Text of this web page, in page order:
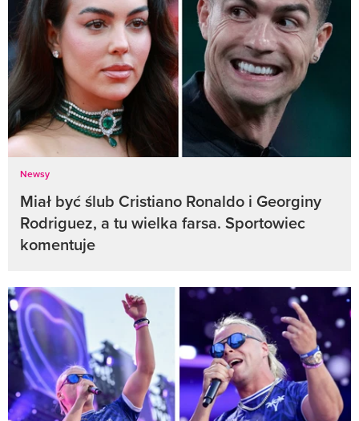
Newsy
Miał być ślub Cristiano Ronaldo i Georginy
Rodriguez, a tu wielka farsa. Sportowiec
komentuje